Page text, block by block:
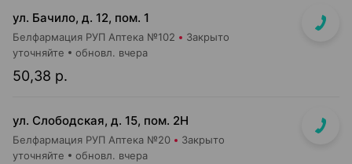
ул. Бачило, д. 12, пом. 1
Белфармация РУП Аптека №102 Закрыто
50,38 р.
уточняйте обновл. вчера
ул. Слободская, д. 15, пом. 2Н
Белфармация РУП Аптека №20 Закрыто
уточняйте обновл. вчера